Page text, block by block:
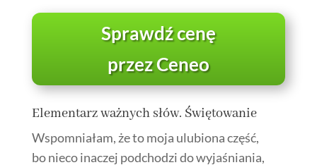
Sprawdź cenę
przez Ceneo
Elementarz ważnych słów. Świętowanie
Wspomniałam, że to moja ulubiona część,
bo nieco inaczej podchodzi do wyjaśniania,